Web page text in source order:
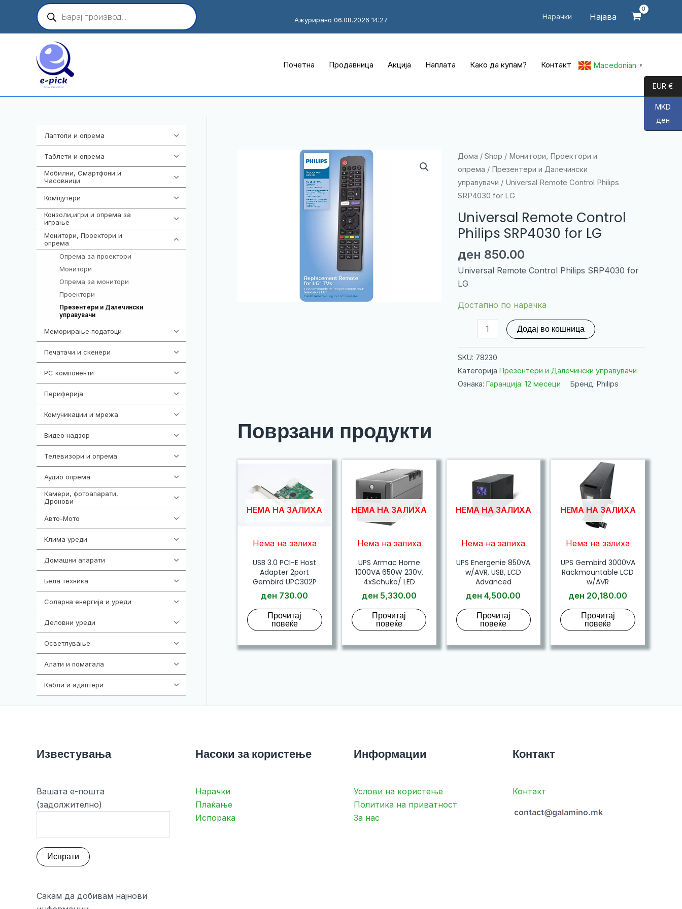
content
Products
search
Нарачки Најава
Ажурирано 06.08.2026 14:27
Почетна Продавница Акција Наплата Како да купам? Контакт Macedonian ▼
Лаптопи и опрема
Таблети и опрема
Мобилни, Смартфони и
Часовници
Компјутери
Конзоли,игри и опрема за
играње
Монитори, Проектори и
опрема
Опрема за проектори
Монитори
Опрема за монитори
Проектори
Презентери и Далечински
управувачи
Меморирање податоци
Печатачи и скенери
PC компоненти
Периферија
Комуникации и мрежа
Видео надзор
Телевизори и опрема
Аудио опрема
Камери, фотоапарати,
Дронови
Авто-Мото
Клима уреди
Домашни апарати
Бела техника
Соларна енергија и уреди
Деловни уреди
Осветлување
Алати и помагала
Кабли и адаптери
Дома / Shop / Монитори, Проектори и
опрема / Презентери и Далечински
управувачи / Universal Remote Control Philips
SRP4030 for LG
Universal Remote Control
Philips SRP4030 for LG
ден 850.00
Universal Remote Control Philips SRP4030 for
LG
Достапно по нарачка
Universal
Remote
SRP4030
Додај во кошница
SKU: 78230
Категорија Презентери и Далечински управувачи
Ознака: Гаранција: 12 месеци Бренд: Philips
Поврзани продукти
НЕМА НА ЗАЛИХА
Нема на залиха
USB 3.0 PCI-E Host
Adapter 2port
Gembird UPC302P
ден 730.00
Прочитај
повеќе
НЕМА НА ЗАЛИХА
Нема на залиха
UPS Armac Home
1000VA 650W 230V,
4xSchuko/ LED
ден 5,330.00
Прочитај
повеќе
НЕМА НА ЗАЛИХА
Нема на залиха
UPS Energenie 850VA
w/AVR, USB, LCD
Advanced
ден 4,500.00
Прочитај
повеќе
НЕМА НА ЗАЛИХА
Нема на залиха
UPS Gembird 3000VA
Rackmountable LCD
w/AVR
ден 20,180.00
Прочитај
повеќе
Известувања
Вашата е-пошта
(задолжително)
Сакам да добивам најнови
Насоки за користење
Нарачки
Плаќање
Испорака
Информации
Услови на користење
Политика на приватност
За нас
Контакт
Контакт
EUR €
MKD
ден